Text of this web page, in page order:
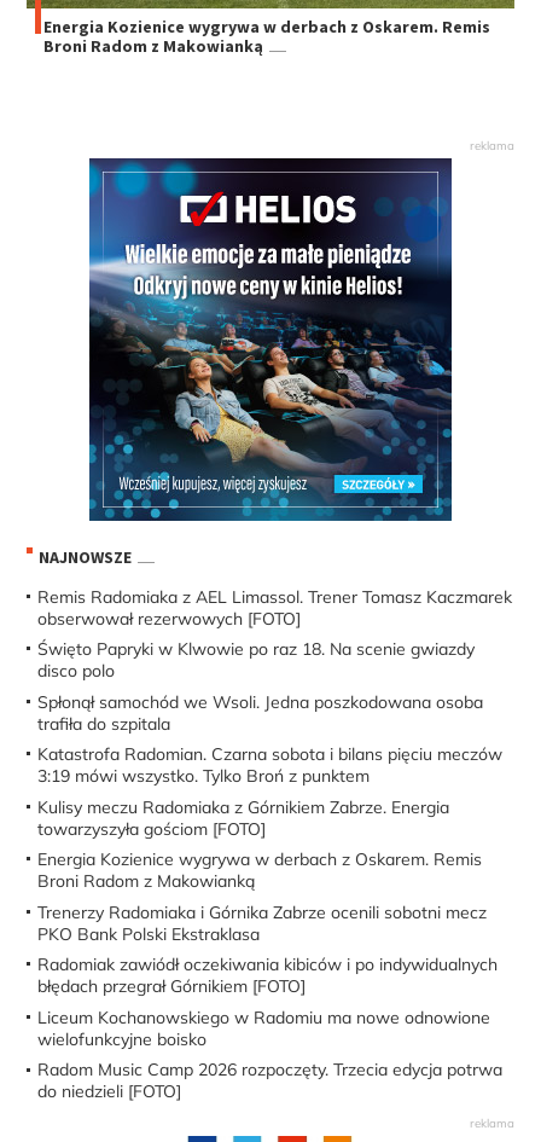
Energia Kozienice wygrywa w derbach z Oskarem. Remis
Broni Radom z Makowianką
NAJNOWSZE
Remis Radomiaka z AEL Limassol. Trener Tomasz Kaczmarek
obserwował rezerwowych [FOTO]
Święto Papryki w Klwowie po raz 18. Na scenie gwiazdy
disco polo
Spłonął samochód we Wsoli. Jedna poszkodowana osoba
trafiła do szpitala
Katastrofa Radomian. Czarna sobota i bilans pięciu meczów
3:19 mówi wszystko. Tylko Broń z punktem
Kulisy meczu Radomiaka z Górnikiem Zabrze. Energia
towarzyszyła gościom [FOTO]
Energia Kozienice wygrywa w derbach z Oskarem. Remis
Broni Radom z Makowianką
Trenerzy Radomiaka i Górnika Zabrze ocenili sobotni mecz
PKO Bank Polski Ekstraklasa
Radomiak zawiódł oczekiwania kibiców i po indywidualnych
błędach przegrał Górnikiem [FOTO]
Liceum Kochanowskiego w Radomiu ma nowe odnowione
wielofunkcyjne boisko
Radom Music Camp 2026 rozpoczęty. Trzecia edycja potrwa
do niedzieli [FOTO]